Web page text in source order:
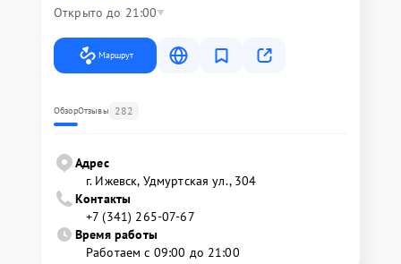
Открыто до 21:00
Маршрут
ОбзорОтзывы 282
Адрес
г. Ижевск, Удмуртская ул., 304
Контакты
+7 (341) 265-07-67
Время работы
Работаем с 09:00 до 21:00